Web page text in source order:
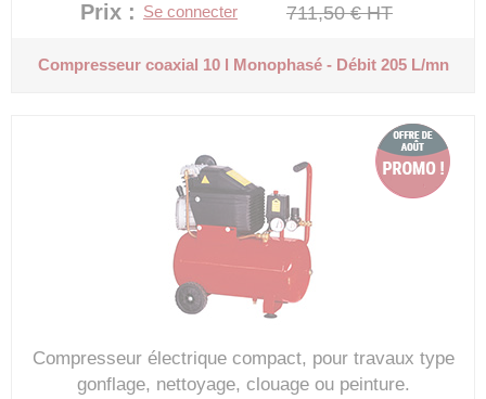
Se connecter
Prix : 512,28 €HT 711,50 € HT
Compresseur coaxial 10 l Monophasé - Débit 205 L/mn
Compresseur électrique compact, pour travaux type
gonflage, nettoyage, clouage ou peinture.